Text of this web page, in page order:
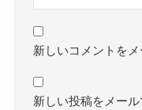
新しいコメントを
新しい投稿をメー